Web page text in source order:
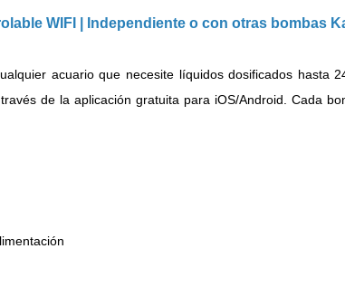
WIFI | Independiente o con otras bombas
acuario que necesite líquidos dosificados hasta
de la aplicación gratuita para iOS/Android.Cada